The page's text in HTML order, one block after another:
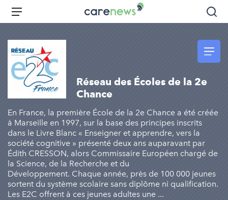
Aller
principal
Carenews,
Le
l'engagement
Menu
Réseau des Écoles de la 2e
Chance
En France, la première École de la 2e Chance a été créée
à Marseille en 1997, sur la base des principes inscrits
dans le Livre Blanc « Enseigner et apprendre, vers la
société cognitive » présenté deux ans auparavant par
Édith CRESSON, alors Commissaire Européen chargé de
la Science, de la Recherche et du
Développement. Chaque année, près de 100 000 jeunes
sortent du système scolaire sans diplôme ni qualification.
Les E2C offrent à ces jeunes adultes une ...